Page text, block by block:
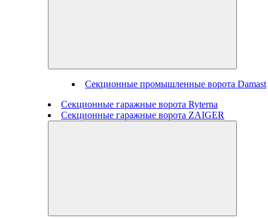
Секционные промышленные ворота Damast
Секционные гаражные ворота Ryterna
Секционные гаражные ворота ZAIGER